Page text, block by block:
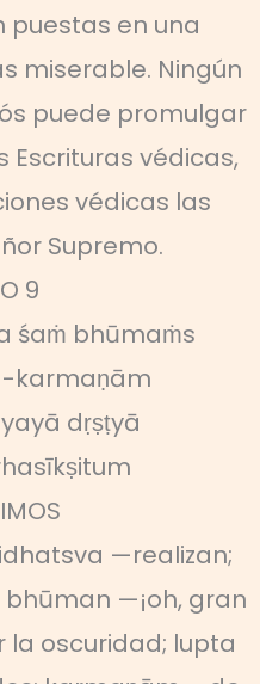
puestas en una
miserable. Ningún
puede promulgar
Escrituras védicas,
védicas las
Supremo.
9
śaṁ bhūmaṁs
karmaṇām
dṛṣṭyā
—realizan;
—¡oh, gran
oscuridad; lupta